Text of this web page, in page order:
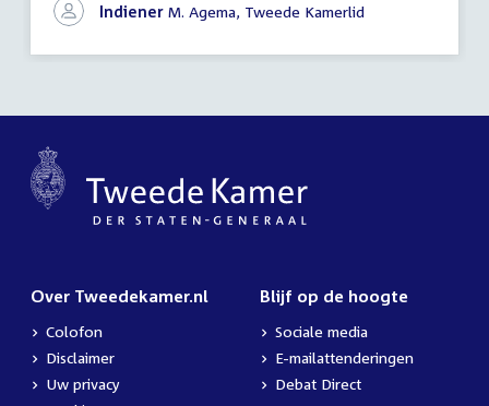
Indiener M. Agema, Tweede Kamerlid
Over Tweedekamer.nl
Colofon
Disclaimer
Uw privacy
Blijf op de hoogte
Sociale media
E-mailattenderingen
Debat Direct